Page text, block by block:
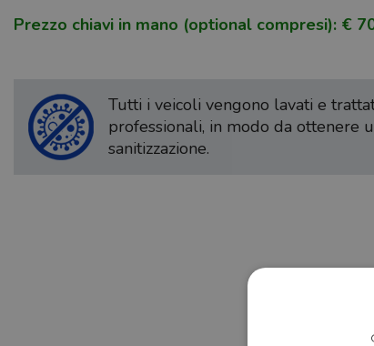
Prezzo chiavi in mano (optional compresi): €
Tutti i veicoli vengono lavati e
professionali, in modo da ottenere
sanitizzazione.